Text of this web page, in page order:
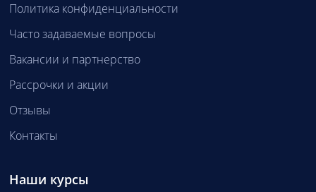
Политика конфиденциальности
Часто задаваемые вопросы
Вакансии и партнерство
Рассрочки и акции
Отзывы
Контакты
Наши курсы